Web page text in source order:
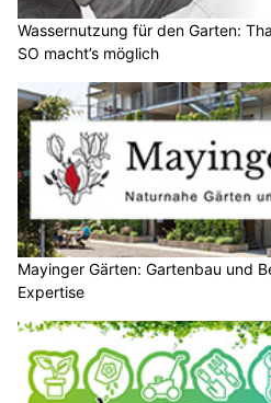
Wassernutzung für den Garten:
SO macht’s möglich
Mayinger Gärten: Gartenbau und
Expertise